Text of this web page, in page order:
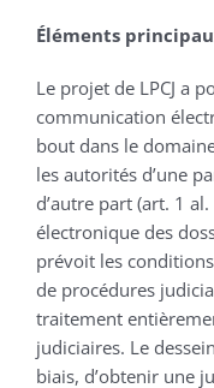
Éléments
Le projet de LPCJ a
communication
bout dans le
les autorités d’une
d’autre part (art. 1 al.
électronique des
prévoit les
de procédures
traitement
judiciaires. Le
biais, d’obtenir une